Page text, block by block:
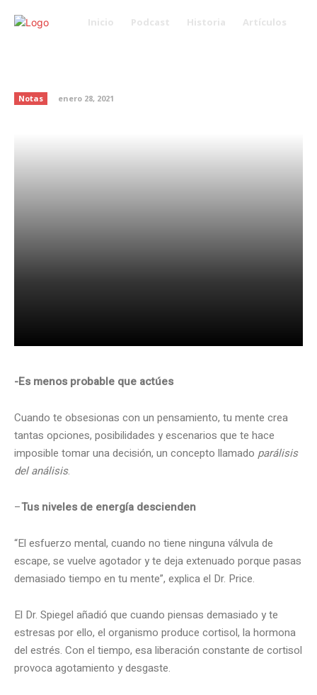
Inicio Podcast Historia Artículos
Notas enero 28, 2021
-Es menos probable que actúes
Cuando te obsesionas con un pensamiento, tu mente crea
tantas opciones, posibilidades y escenarios que te hace
imposible tomar una decisión, un concepto llamado parálisis
del análisis.
–Tus niveles de energía descienden
“El esfuerzo mental, cuando no tiene ninguna válvula de
escape, se vuelve agotador y te deja extenuado porque pasas
demasiado tiempo en tu mente”, explica el Dr. Price.
El Dr. Spiegel añadió que cuando piensas demasiado y te
estresas por ello, el organismo produce cortisol, la hormona
del estrés. Con el tiempo, esa liberación constante de cortisol
provoca agotamiento y desgaste.